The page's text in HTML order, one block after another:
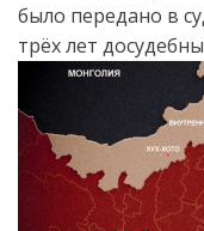
было передано в
трёх лет